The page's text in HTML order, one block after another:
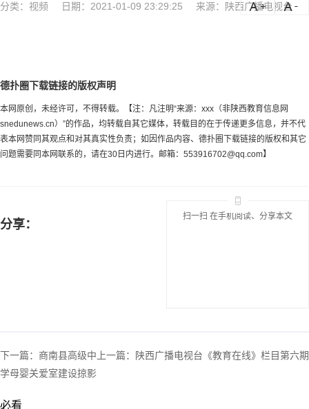
分类： 视频 日期：2021-01-09 23:29:25 来源：陕西广播电视台
a
德扑圈下载链接的版权声明
本网原创，未经许可，不得转载。【注：凡注明“来源：xxx（非陕西教育信息网
snedunews.cn）”的作品，均转载自其它媒体，转载目的在于传递更多信息，并不代
表本网赞同其观点和对其真实性负责；如因作品内容、德扑圈下载链接的版权和其它
问题需要同本网联系的，请在30日内进行。邮箱： 553916702@qq.com】
分享：
扫一扫 在手机阅读、分享本文
上一篇： 陕西广播电视台《教育在线》栏目第六期
下一篇： 商南县高级中
学母婴关爱室建设掠影
必看